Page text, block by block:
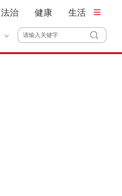
法治 健康 生活